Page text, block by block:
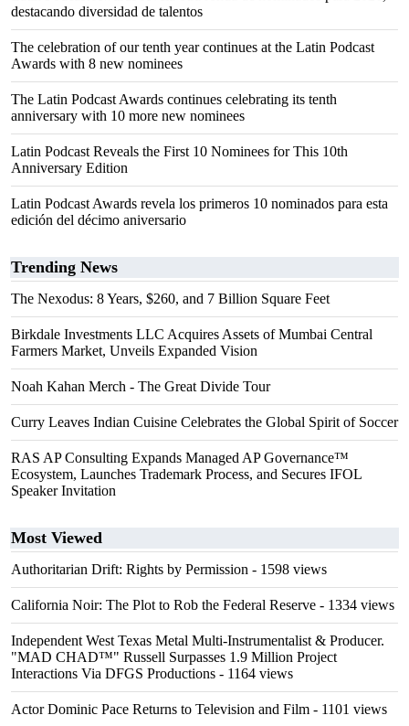
destacando diversidad de talentos
The celebration of our tenth year continues at the Latin Podcast
Awards with 8 new nominees
The Latin Podcast Awards continues celebrating its tenth
anniversary with 10 more new nominees
Latin Podcast Reveals the First 10 Nominees for This 10th
Anniversary Edition
Latin Podcast Awards revela los primeros 10 nominados para esta
edición del décimo aniversario
Trending News
The Nexodus: 8 Years, $260, and 7 Billion Square Feet
Birkdale Investments LLC Acquires Assets of Mumbai Central
Farmers Market, Unveils Expanded Vision
Noah Kahan Merch - The Great Divide Tour
Curry Leaves Indian Cuisine Celebrates the Global Spirit of Soccer
RAS AP Consulting Expands Managed AP Governance™
Ecosystem, Launches Trademark Process, and Secures IFOL
Speaker Invitation
Most Viewed
Authoritarian Drift: Rights by Permission - 1598 views
California Noir: The Plot to Rob the Federal Reserve - 1334 views
Independent West Texas Metal Multi-Instrumentalist & Producer.
"MAD CHAD™" Russell Surpasses 1.9 Million Project
Interactions Via DFGS Productions - 1164 views
Actor Dominic Pace Returns to Television and Film - 1101 views